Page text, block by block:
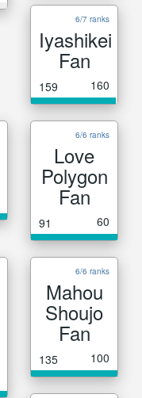
6/7 ranks
Iyashikei
Fan
159 160
6/6 ranks
Love
Polygon
Fan
91 60
6/6 ranks
Mahou
Shoujo
Fan
135 100